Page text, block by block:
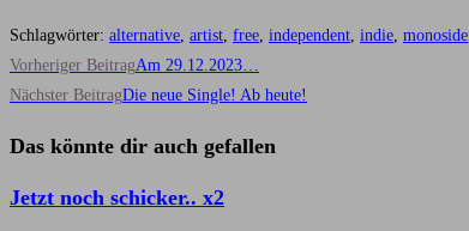
Schlagwörter: alternative artist free independent indie monoside
Weitere
Artikel
ansehen
Vorheriger BeitragAm 29.12.2023…
Nächster BeitragDie neue Single! Ab heute!
Das könnte dir auch gefallen
Jetzt noch schicker.. x2